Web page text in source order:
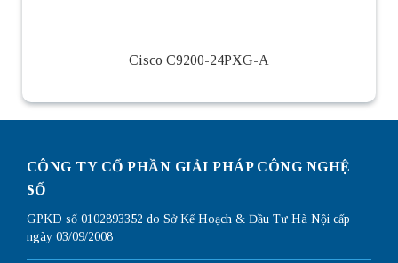
Cisco C9200-24PXG-A
CÔNG TY CỔ PHẦN GIẢI PHÁP CÔNG NGHỆ
SỐ
GPKD số 0102893352 do Sở Kế Hoạch & Đầu Tư Hà Nội cấp
ngày 03/09/2008